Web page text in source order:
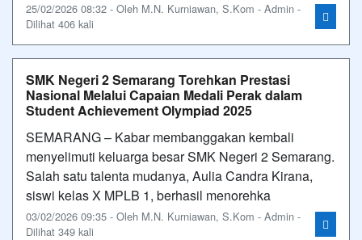
25/02/2026 08:32 - Oleh M.N. Kurniawan, S.Kom - Admin -
Dilihat 406 kali
SMK Negeri 2 Semarang Torehkan Prestasi
Nasional Melalui Capaian Medali Perak dalam
Student Achievement Olympiad 2025
SEMARANG – Kabar membanggakan kembali
menyelimuti keluarga besar SMK Negeri 2 Semarang.
Salah satu talenta mudanya, Aulia Candra Kirana,
siswi kelas X MPLB 1, berhasil menorehka
03/02/2026 09:35 - Oleh M.N. Kurniawan, S.Kom - Admin -
Dilihat 349 kali